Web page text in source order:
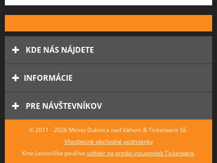
KDE NÁS NÁJDETE
INFORMÁCIE
PRE NÁVŠTEVNÍKOV
© 2011 - 2026 Mesto Dubnica nad Váhom & Ticketware SE.
Všeobecné obchodné podmienky
Kino Lastovička používa softvér na predaj vstupeniek Ticketware.